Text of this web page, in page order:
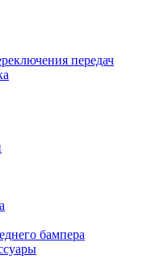
передач
бампера